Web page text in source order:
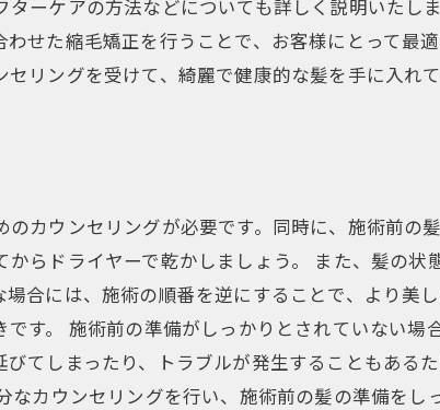
ーケアの方法などについても詳しく説明いたし
せた縮毛矯正を行うことで、お客様にとって最
リングを受けて、綺麗で健康的な髪を手に入れて
カウンセリングが必要です。同時に、施術前の
らドライヤーで乾かしましょう。 また、髪の状
合には、施術の順番を逆にすることで、より美
す。 施術前の準備がしっかりとされていない場
てしまったり、トラブルが発生することもある
カウンセリングを行い、施術前の髪の準備をし